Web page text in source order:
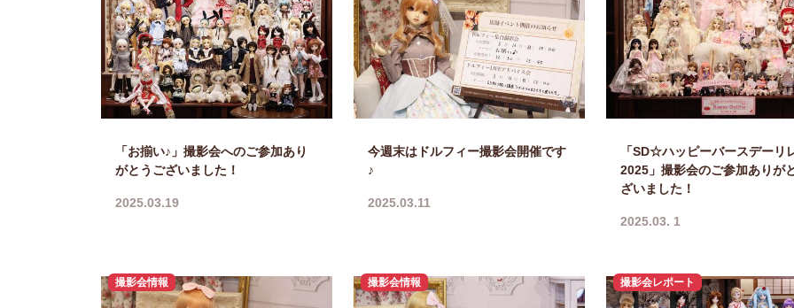
「お揃い♪」撮影会へのご参加あり
がとうございました！
2025.03.19
今週末はドルフィー撮影会開催です
♪
2025.03.11
「SD☆ハッピーバースデーリ
2025」撮影会のご参加ありが
ざいました！
2025.03. 1
撮影会情報 撮影会情報 撮影会レポート